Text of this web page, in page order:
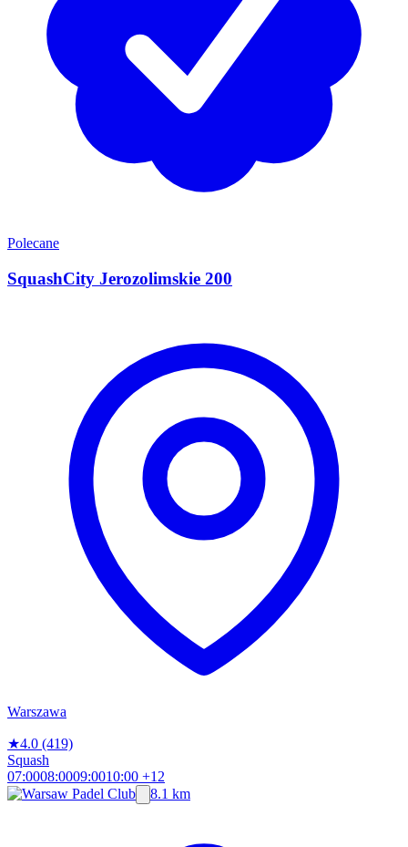
Polecane
SquashCity Jerozolimskie 200
Warszawa
★4.0 (419)
Squash
07:0008:0009:0010:00 +12
8.1 km